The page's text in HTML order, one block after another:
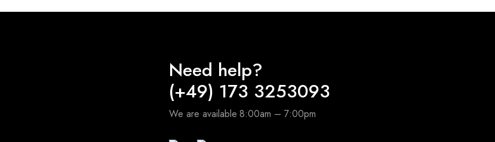
Need help?
(+49) 173 3253093
We are available 8:00am – 7:00pm